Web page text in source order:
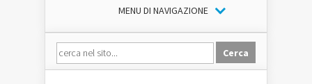
MENU DI NAVIGAZIONE